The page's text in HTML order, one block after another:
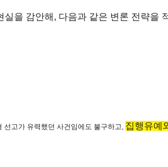
을 감안해, 다음과 같은 변론 전략을
고가 유력했던 사건임에도 불구하고, 집행유예